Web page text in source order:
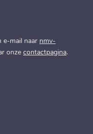
e-mail naar nmv-
onze contactpagina.